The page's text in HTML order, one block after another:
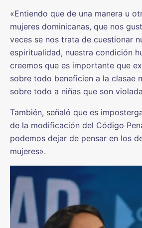
«Entiendo que de una manera u
mujeres dominicanas, que nos
veces se nos trata de cuestionar
espiritualidad, nuestra condición
creemos que es importante que
sobre todo beneficien a la clasae
sobre todo a niñas que son
También, señaló que es
de la modificación del Código
podemos dejar de pensar en los
mujeres».